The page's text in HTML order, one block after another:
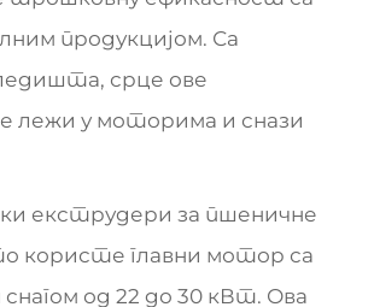
продукцијом. Са
срце ове
лежи у моторима и снази
екструдери за пшеничне
користе главни мотор са
од 22 до 30 кВт. Ова